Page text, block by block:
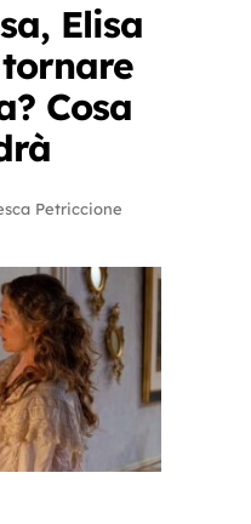
Elisa
Cosa
Petriccione